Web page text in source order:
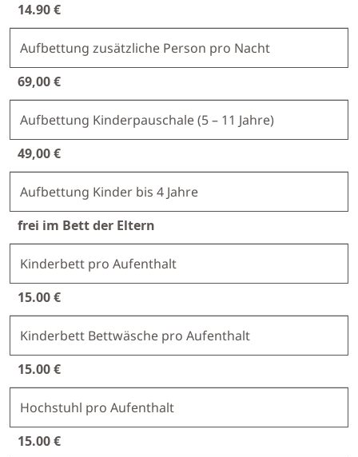
14.90 €
Aufbettung zusätzliche Person pro Nacht
69,00 €
Aufbettung Kinderpauschale (5 – 11 Jahre)
49,00 €
Aufbettung Kinder bis 4 Jahre
frei im Bett der Eltern
Kinderbett pro Aufenthalt
15.00 €
Kinderbett Bettwäsche pro Aufenthalt
15.00 €
Hochstuhl pro Aufenthalt
15.00 €